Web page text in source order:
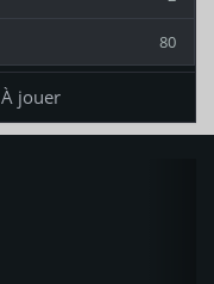
80
À jouer